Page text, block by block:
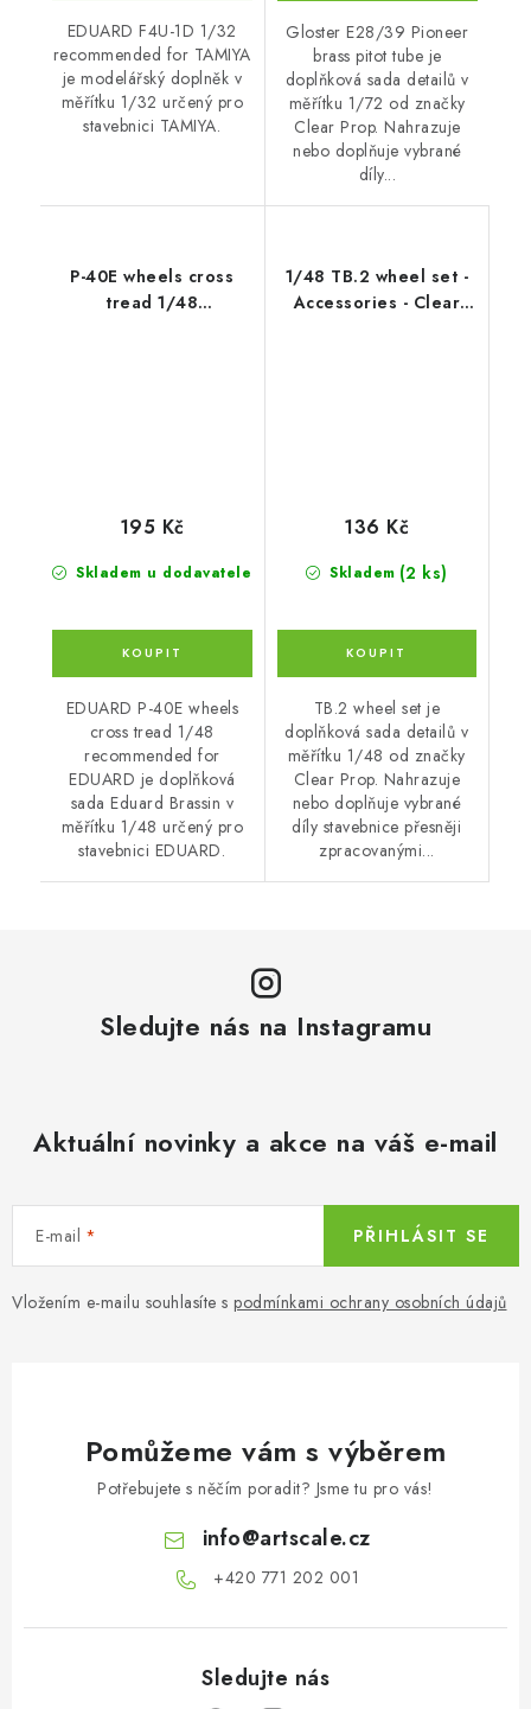
EDUARD F4U-1D 1/32
recommended for TAMIYA
je modelářský doplněk v
měřítku 1/32 určený pro
stavebnici TAMIYA.
Gloster E28/39 Pioneer
brass pitot tube je
doplňková sada detailů v
měřítku 1/72 od značky
Clear Prop. Nahrazuje
nebo doplňuje vybrané
díly...
P-40E wheels cross
tread 1/48
Skladem u dodavatele
195 Kč
EDUARD P-40E wheels
cross tread 1/48
recommended for
EDUARD je doplňková
sada Eduard Brassin v
měřítku 1/48 určený pro
stavebnici EDUARD.
1/48 TB.2 wheel set -
Accessories - Clear
Skladem (2 ks)
136 Kč
TB.2 wheel set je
doplňková sada detailů v
měřítku 1/48 od značky
Clear Prop. Nahrazuje
nebo doplňuje vybrané
díly stavebnice přesněji
zpracovanými...
Sledujte nás na Instagramu
Aktuální novinky a akce na váš e-mail
E-mail
Vložením e-mailu souhlasíte s podmínkami ochrany osobních údajů
PŘIHLÁSIT SE
Pomůžeme vám s výběrem
Potřebujete s něčím poradit? Jsme tu pro vás!
info@artscale.cz
+420 771 202 001​